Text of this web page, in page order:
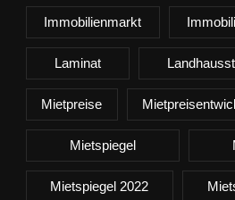
Immobilienmarkt
Laminat
Mietpreise
Mietspiegel
Mietspiegel 2022